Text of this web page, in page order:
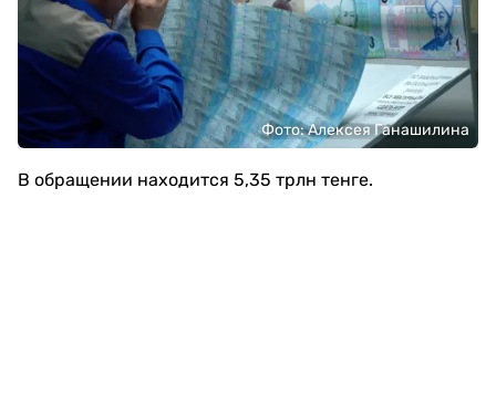
Фото: Алексея Ганашилина
В обращении находится 5,35 трлн тенге.